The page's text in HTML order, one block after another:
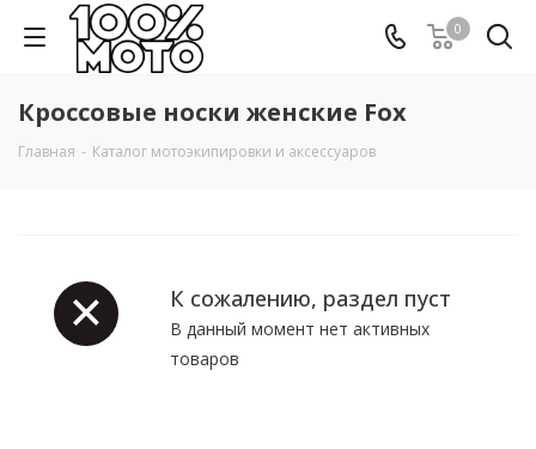
0
Кроссовые носки женские Fox
Главная - Каталог мотоэкипировки и аксессуаров
К сожалению, раздел пуст
В данный момент нет активных
товаров